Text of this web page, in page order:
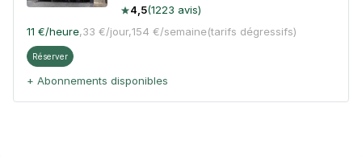
4,5(1223 avis)
11 €/heure,33 €/jour,154 €/semaine(tarifs dégressifs)
Réserver
+ Abonnements disponibles